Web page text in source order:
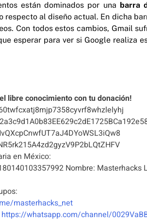
están dominados por una barra
respecto al diseño actual. En dicha
Con todos estos cambios, Gmail
esperar para ver si Google realiza
libre conocimiento con tu donación!
en México:
Nombre: Masterhacks
masterhacks_net
https://whatsapp.com/channel/